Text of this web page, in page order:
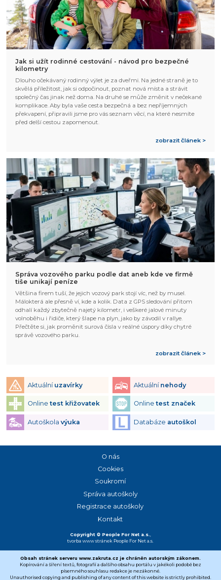
Jak si užít rodinné cestování - návod pro bezpečné
kilometry
Dlouho očekávaný rodinný výlet je za dveřmi. Na jedné straně je to
skvělá příležitost, jak si odpočinout, poznat nová místa a strávit
společný čas jinak než doma. Na druhé se může změnit v nečekané
komplikace. Aby byla vaše cesta bezpečná a bez nepříjemných
překvapení, připravili jsme pro vás seznam věcí, na které nesmíte
před delší cestou zapomenout.
zobrazit článek >
Správa vozového parku podle dat aneb kde ve firmě
tiše unikají peníze
Většina firem tuší, že jejich vozový park stojí víc, než by musel.
Málokterá ale přesně ví, kde a kolik. Data z GPS sledování přitom
odhalí každý zbytečně najetý kilometr, i veškeré jalové minuty
volnoběhu i řidiče, který šlape na plyn, jako by závodil v rallye.
Přečtěte si, jak proměnit surová čísla v reálné úspory díky chytré
správě vozového parku.
zobrazit článek >
Aktuální uzavírky Aktuální nehody
Onlinetest křižovatek Onlinetest značek
Autoškola výuka Databáze autoškol
Copyright © People For Net a.s.
tvorba www stránek People For Net a.s.
O nás
Cookies
Soukromí
Správa autoškoly
Registrace autoškoly
Kontakt
Obsah stránek serveru www.zakruta.cz je chráněn autorským zákonem.
Kopírování a šíření textů, fotografií a dalšího obsahu portálu v jakékoli podobě bez
písemného souhlasu redakce je nezákonné.
Unauthorised copying and publishing of any content of this website is strictly prohibited.